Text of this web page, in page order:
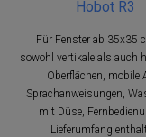
Hobot R3
Für Fenster ab 35x35
sowohl vertikale als auch
Oberflächen, mobile
Sprachanweisungen,
mit Düse,
Lieferumfang